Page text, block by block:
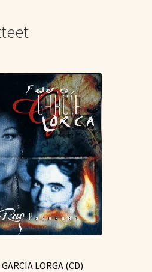
LORGA (CD)